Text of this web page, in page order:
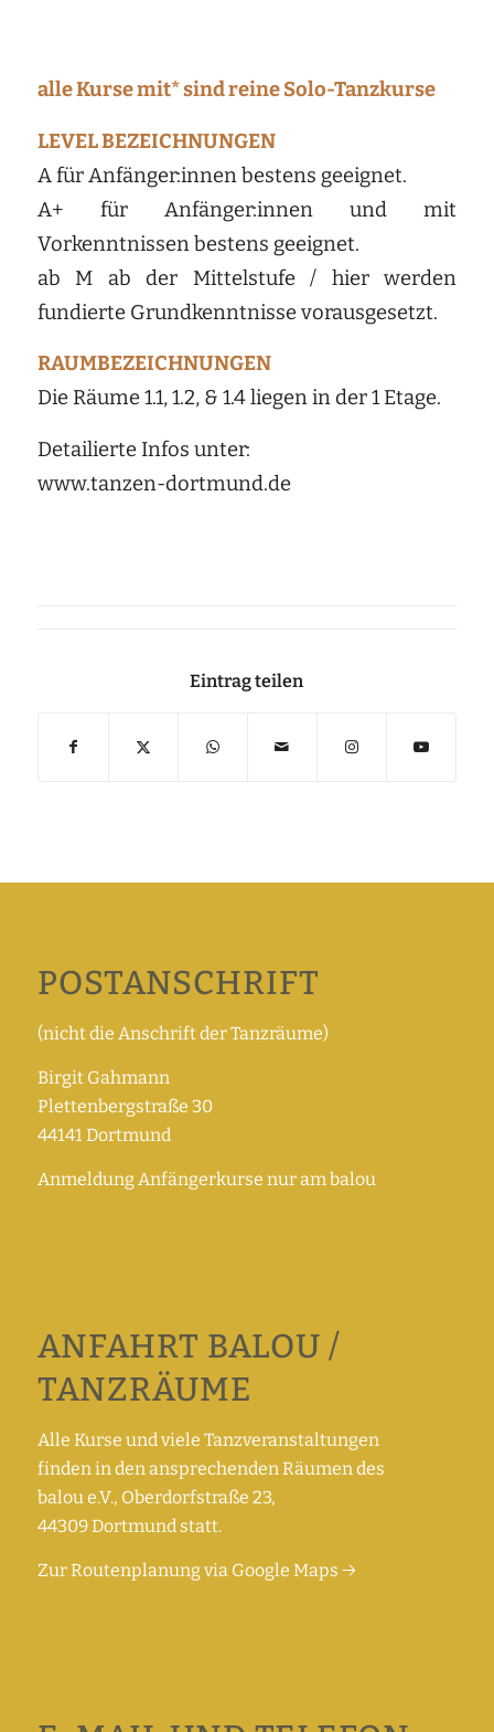
alle Kurse mit* sind reine Solo-Tanzkurse
LEVEL BEZEICHNUNGEN
A für Anfänger:innen bestens geeignet.
A+ für Anfänger:innen und mit
Vorkenntnissen bestens geeignet.
ab M ab der Mittelstufe / hier werden
fundierte Grundkenntnisse vorausgesetzt.
RAUMBEZEICHNUNGEN
Die Räume 1.1, 1.2, & 1.4 liegen in der 1 Etage.
Detailierte Infos unter:
www.tanzen-dortmund.de
Eintrag teilen
POSTANSCHRIFT
(nicht die Anschrift der Tanzräume)
Birgit Gahmann
Plettenbergstraße 30
44141 Dortmund
Anmeldung Anfängerkurse nur am balou
ANFAHRT BALOU /
TANZRÄUME
Alle Kurse und viele Tanzveranstaltungen
finden in den ansprechenden Räumen des
balou e.V., Oberdorfstraße 23,
44309 Dortmund statt.
Zur Routenplanung via Google Maps →